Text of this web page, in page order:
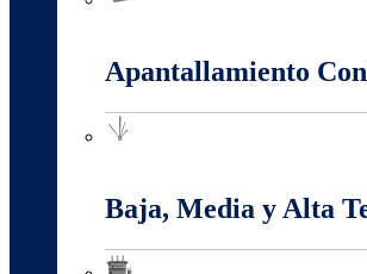
Apantallamiento
Baja, Media y Alta